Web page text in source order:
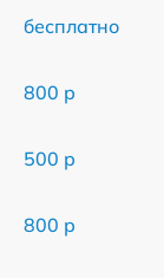
бесплатно
800 р
500 р
800 р